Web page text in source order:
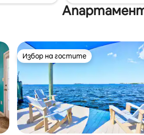
Избор на гостите
Избор на гостите